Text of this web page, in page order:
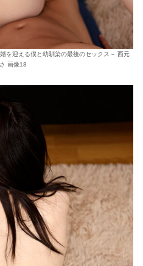
を迎える僕と幼馴染の最後のセックス～ 西元
画像18